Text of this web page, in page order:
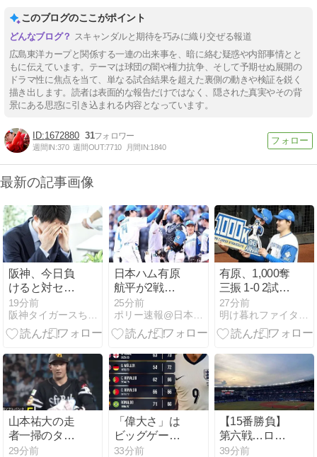
このブログのここがポイント
スキャンダルと期待を巧みに織り交ぜる報道
広島東洋カープと関係する一連の出来事を、暗に絡む疑惑や内部事情とと
もに伝えています。テーマは球団の闇や権力抗争、そして予期せぬ展開の
ドラマ性に焦点を当て、単なる試合結果を超えた裏側の動きや検証を鋭く
描き出します。読者は表面的な報告だけではなく、隠された真実やその背
景にある思惑に引き込まれる内容となっています。
1672880 31
週間IN:370 週間OUT:7710 月間IN:1840
最新の記事画像
阪神、今日負
けると対セ球
団では初の同
一カード3連
敗に
19分前
日本ハム有原
航平が2戦連
続完封勝
利！！五十幡
が七回に完全
25分前
有原、1,000奪
三振 1-0 2試合
連続完封
27分前
山本祐大の走
者一掃のタイ
ムリーｗｗｗ
29分前
「偉大さ」は
ビッグゲーム
の決定力で決
33分前
【15番勝負】
第六戦…ロッ
テーオリック
39分前